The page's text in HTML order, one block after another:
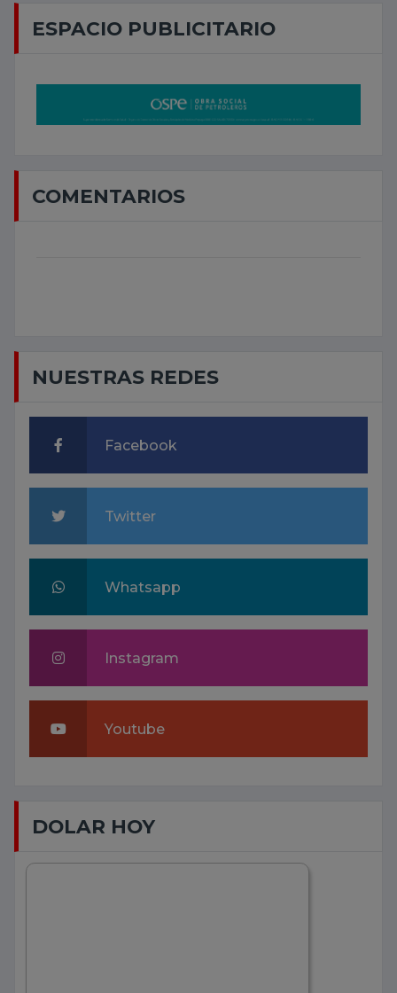
ESPACIO PUBLICITARIO
COMENTARIOS
NUESTRAS REDES
Facebook
Twitter
Whatsapp
Instagram
Youtube
DOLAR HOY